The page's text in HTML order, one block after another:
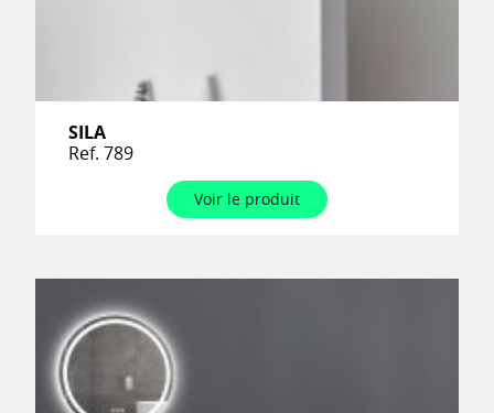
SILA
Ref. 789
Voir le produit